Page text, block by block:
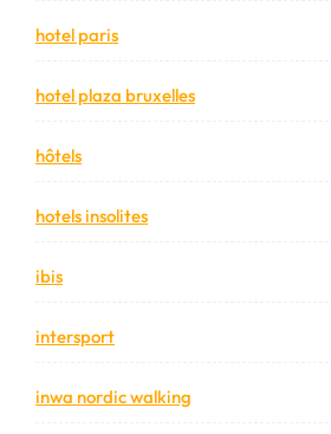
hotel paris
hotel plaza bruxelles
hôtels
hotels insolites
ibis
intersport
inwa nordic walking